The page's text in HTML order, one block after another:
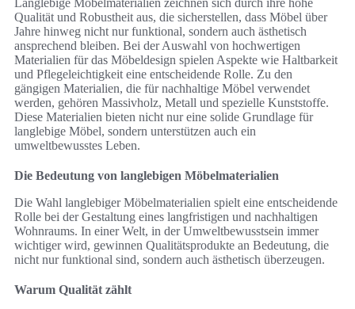
Langlebige Möbelmaterialien zeichnen sich durch ihre hohe
Qualität und Robustheit aus, die sicherstellen, dass Möbel über
Jahre hinweg nicht nur funktional, sondern auch ästhetisch
ansprechend bleiben. Bei der Auswahl von hochwertigen
Materialien für das Möbeldesign spielen Aspekte wie Haltbarkeit
und Pflegeleichtigkeit eine entscheidende Rolle. Zu den
gängigen Materialien, die für nachhaltige Möbel verwendet
werden, gehören Massivholz, Metall und spezielle Kunststoffe.
Diese Materialien bieten nicht nur eine solide Grundlage für
langlebige Möbel, sondern unterstützen auch ein
umweltbewusstes Leben.
Die Bedeutung von langlebigen Möbelmaterialien
Die Wahl langlebiger Möbelmaterialien spielt eine entscheidende
Rolle bei der Gestaltung eines langfristigen und nachhaltigen
Wohnraums. In einer Welt, in der Umweltbewusstsein immer
wichtiger wird, gewinnen Qualitätsprodukte an Bedeutung, die
nicht nur funktional sind, sondern auch ästhetisch überzeugen.
Warum Qualität zählt